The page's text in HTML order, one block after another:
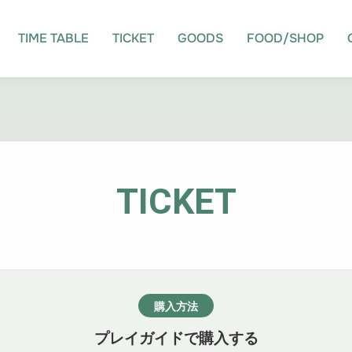
TIME TABLE TICKET GOODS FOOD/SHOP
TICKET
購入方法
プレイガイドで購入する